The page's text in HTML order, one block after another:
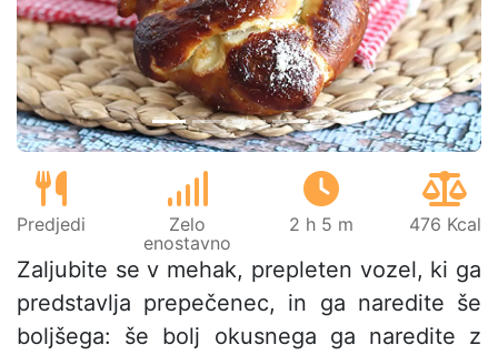
Predjedi
Zelo
enostavno
2 h 5 m 476 Kcal
Zaljubite se v mehak, prepleten vozel, ki ga
predstavlja prepečenec, in ga naredite še
boljšega: še bolj okusnega ga naredite z